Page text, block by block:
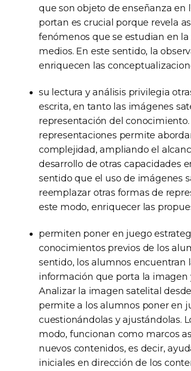
que son objeto de enseñanza
portan es crucial porque revela
fenómenos que se estudian en
medios. En este sentido, la
enriquecen las
su lectura y análisis privilegia
escrita, en tanto las imágenes
representación del
representaciones permite
complejidad, ampliando el
desarrollo de otras capacidades
sentido que el uso de imágenes
reemplazar otras formas de
este modo, enriquecer las
permiten poner en juego
conocimientos previos de los
sentido, los alumnos encuentran
información que porta la imagen
Analizar la imagen satelital
permite a los alumnos poner en
cuestionándolas y ajustándolas.
modo, funcionan como marcos
nuevos contenidos, es decir,
iniciales en dirección de los